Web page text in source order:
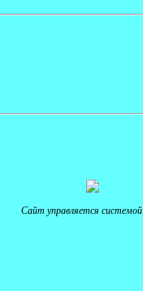
Сайт управляется системой